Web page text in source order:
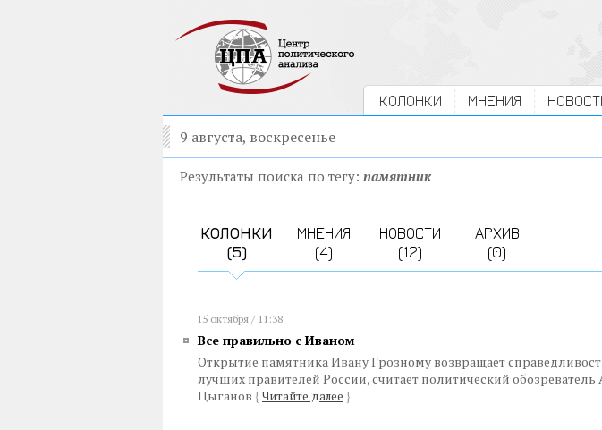
КОЛОНКИ МНЕНИЯ
9 августа, воскресенье
Результаты поиска по тегу: памятник
КОЛОНКИ
(5)
МНЕНИЯ
(4)
НОВОСТИ
(12)
АРХИВ
(0)
15 октября / 11:38
Все правильно с Иваном
Открытие памятника Ивану Грозному возвращает
лучших правителей России, считает политический обозреватель
Цыганов { Читайте далее }